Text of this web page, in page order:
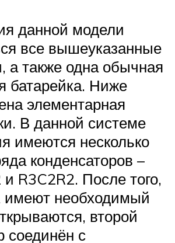
данной модели
все вышеуказанные
а также одна обычная
батарейка. Ниже
элементарная
В данной системе
имеются несколько
конденсаторов –
и R3C2R2. После того,
имеют необходимый
второй
соединён с